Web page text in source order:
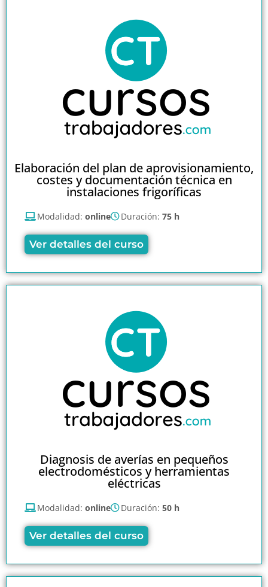
Elaboración del plan de aprovisionamiento,
costes y documentación técnica en
instalaciones frigoríficas
Modalidad: online Duración: 75 h
Ver detalles del curso
Diagnosis de averías en pequeños
electrodomésticos y herramientas
eléctricas
Modalidad: online Duración: 50 h
Ver detalles del curso